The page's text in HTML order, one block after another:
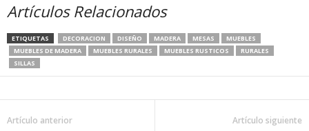
Artículos Relacionados
ETIQUETAS DECORACION DISEÑO MADERA MESAS
MUEBLES
MUEBLES DE MADERA
MUEBLES RURALES MUEBLES RUSTICOS
RURALES
SILLAS
Artículo anterior Artículo siguiente